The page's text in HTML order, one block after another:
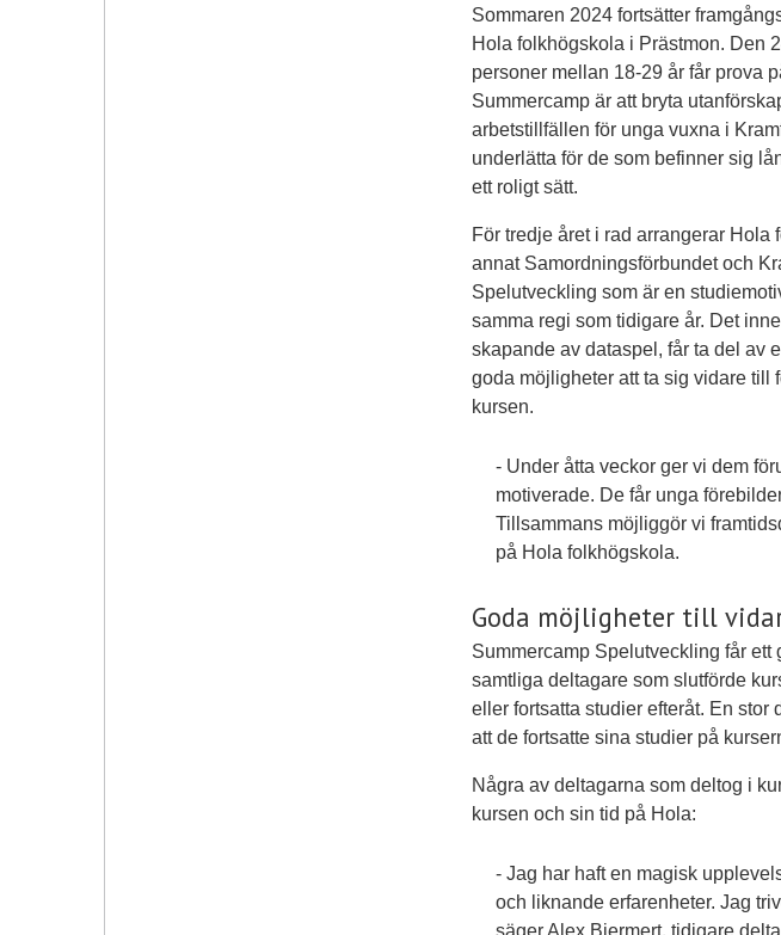
Sommaren 2024 fortsätter
Hola folkhögskola i Prästmon. Den
personer mellan 18-29 år får prova
Summercamp är att bryta
arbetstillfällen för unga vuxna i
underlätta för de som befinner sig
ett roligt sätt.
För tredje året i rad arrangerar
annat Samordningsförbundet och
Spelutveckling som är en
samma regi som tidigare år. Det
skapande av dataspel, får ta del av
goda möjligheter att ta sig vidare till
kursen.
- Under åtta veckor ger vi dem
motiverade. De får unga
Tillsammans möjliggör vi
på Hola folkhögskola.
Goda möjligheter till
Summercamp Spelutveckling får
samtliga deltagare som slutförde
eller fortsatta studier efteråt. En
att de fortsatte sina studier på
Några av deltagarna som deltog i
kursen och sin tid på Hola:
- Jag har haft en magisk
och liknande erfarenheter. Jag
säger Alex Bjermert, tidigare